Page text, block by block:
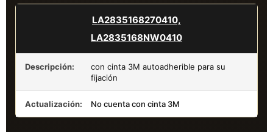
LA2835168270410,
LA2835168NW0410
Descripción:
con cinta 3M autoadherible para su
fijación
Actualización: No cuenta con cinta 3M